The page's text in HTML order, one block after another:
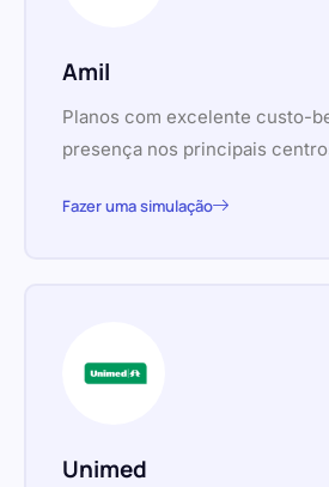
Amil
Planos com excelente custo-
presença nos principais
Fazer uma simulação
Unimed